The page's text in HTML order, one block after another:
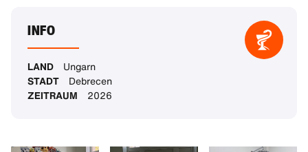
INFO
LAND Ungarn
STADT Debrecen
ZEITRAUM 2026